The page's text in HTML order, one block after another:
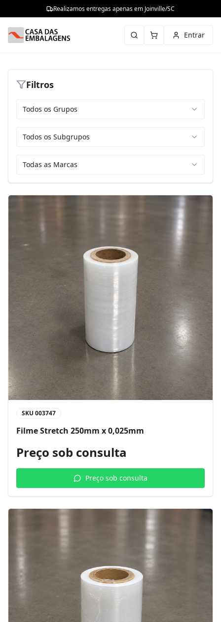
Realizamos entregas apenas em Joinville/SC
Entrar
Filtros
Todos os Grupos
Todos os Subgrupos
Todas as Marcas
SKU 003747
Filme Stretch 250mm x 0,025mm
Preço sob consulta
Preço sob consulta